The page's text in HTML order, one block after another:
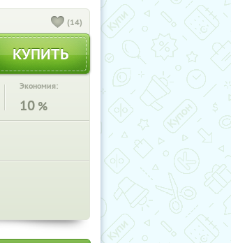
(14)
Экономия:
10 %